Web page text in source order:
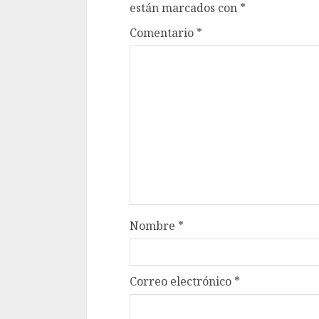
están marcados con *
Comentario *
Nombre *
Correo electrónico *